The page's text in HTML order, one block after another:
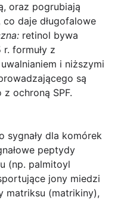
oraz pogrubiają
daje długofalowe
retinol bywa
formuły z
i niższymi
są
ochroną SPF.
sygnały dla komórek
peptydy
(np. palmitoyl
jony miedzi
matriksu (matrikiny),